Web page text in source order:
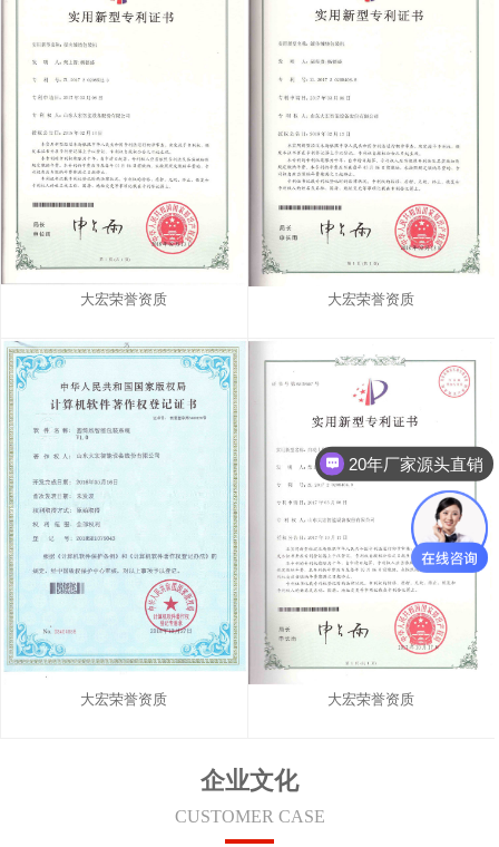
大宏荣誉资质 大宏荣誉资质
大宏荣誉资质 大宏荣誉资质
企业文化
CUSTOMER CASE
20年厂家源头直销
1台也是直销价